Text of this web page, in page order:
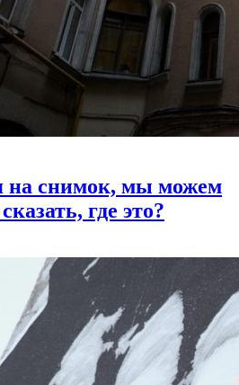
на снимок, мы можем
где это?